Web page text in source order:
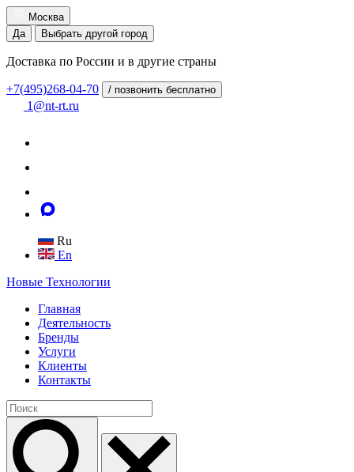
Москва
Да
Выбрать другой город
Доставка по России и в другие страны
+7(495)268-04-70 / позвонить бесплатно
1@nt-rt.ru
Ru
En
Новые Технологии
Главная
Деятельность
Бренды
Услуги
Клиенты
Контакты